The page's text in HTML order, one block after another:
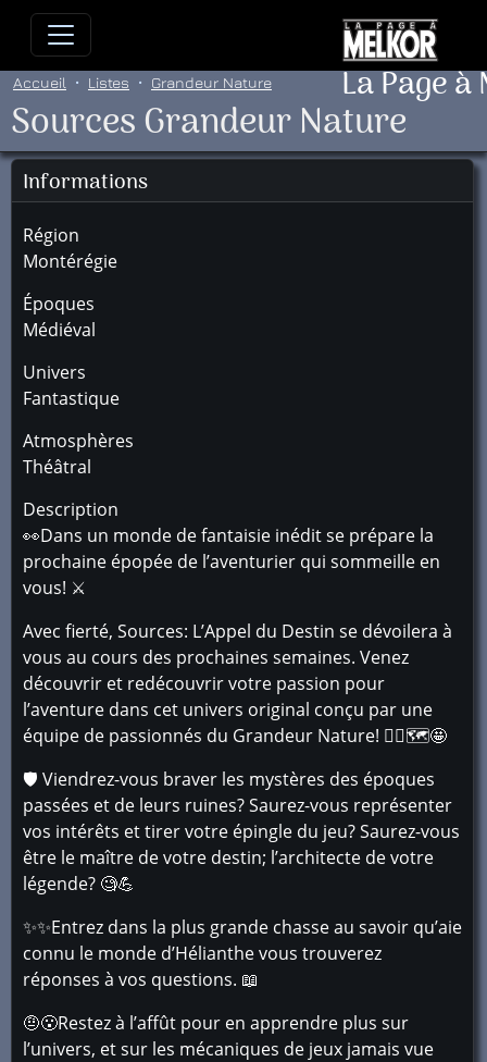
Allez directement au contenu
La Page
Accueil Listes Grandeur Nature
Sources Grandeur Nature
Informations
Région
Montérégie
Époques
Médiéval
Univers
Fantastique
Atmosphères
Théâtral
Description
👀Dans un monde de fantaisie inédit se prépare la
prochaine épopée de l’aventurier qui sommeille en
vous! ⚔️
Avec fierté, Sources: L’Appel du Destin se dévoilera à
vous au cours des prochaines semaines. Venez
découvrir et redécouvrir votre passion pour
l’aventure dans cet univers original conçu par une
équipe de passionnés du Grandeur Nature! 🧙‍♀️🗺️🤩
🛡️ Viendrez-vous braver les mystères des époques
passées et de leurs ruines? Saurez-vous représenter
vos intérêts et tirer votre épingle du jeu? Saurez-vous
être le maître de votre destin; l’architecte de votre
légende? 🧐💪
✨✨Entrez dans la plus grande chasse au savoir qu’aie
connu le monde d’Hélianthe vous trouverez
réponses à vos questions. 📖
🤨😮Restez à l’affût pour en apprendre plus sur
l’univers, et sur les mécaniques de jeux jamais vue